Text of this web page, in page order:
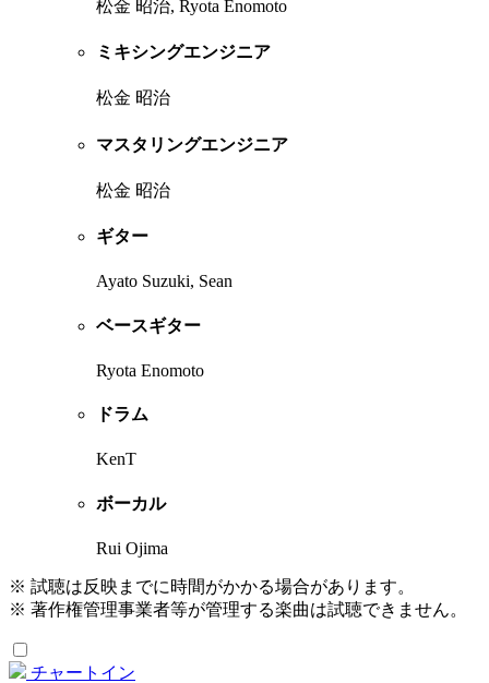
松金 昭治, Ryota Enomoto
ミキシングエンジニア
松金 昭治
マスタリングエンジニア
松金 昭治
ギター
Ayato Suzuki, Sean
ベースギター
Ryota Enomoto
ドラム
KenT
ボーカル
Rui Ojima
※ 試聴は反映までに時間がかかる場合があります。
※ 著作権管理事業者等が管理する楽曲は試聴できません。
チャートイン